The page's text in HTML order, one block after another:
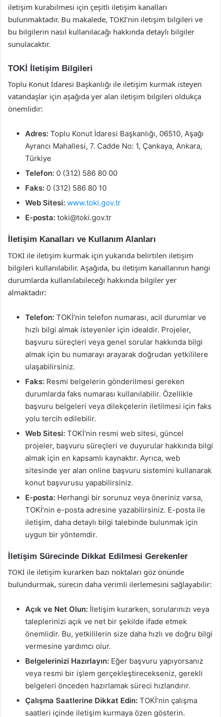
iletişim kurabilmesi için çeşitli iletişim kanalları
bulunmaktadır. Bu makalede, TOKİ’nin iletişim bilgileri ve
bu bilgilerin nasıl kullanılacağı hakkında detaylı bilgiler
sunulacaktır.
TOKİ İletişim Bilgileri
Toplu Konut İdaresi Başkanlığı ile iletişim kurmak isteyen
vatandaşlar için aşağıda yer alan iletişim bilgileri oldukça
önemlidir:
Adres: Toplu Konut İdaresi Başkanlığı, 06510, Aşağı
Ayrancı Mahallesi, 7. Cadde No: 1, Çankaya, Ankara,
Türkiye
Telefon: 0 (312) 586 80 00
Faks: 0 (312) 586 80 10
Web Sitesi: www.toki.gov.tr
E-posta: toki@toki.gov.tr
İletişim Kanalları ve Kullanım Alanları
TOKİ ile iletişim kurmak için yukarıda belirtilen iletişim
bilgileri kullanılabilir. Aşağıda, bu iletişim kanallarının hangi
durumlarda kullanılabileceği hakkında bilgiler yer
almaktadır:
Telefon: TOKİ’nin telefon numarası, acil durumlar ve
hızlı bilgi almak isteyenler için idealdir. Projeler,
başvuru süreçleri veya genel sorular hakkında bilgi
almak için bu numarayı arayarak doğrudan yetkililere
ulaşabilirsiniz.
Faks: Resmi belgelerin gönderilmesi gereken
durumlarda faks numarası kullanılabilir. Özellikle
başvuru belgeleri veya dilekçelerin iletilmesi için faks
yolu tercih edilebilir.
Web Sitesi: TOKİ’nin resmi web sitesi, güncel
projeler, başvuru süreçleri ve duyurular hakkında bilgi
almak için en kapsamlı kaynaktır. Ayrıca, web
sitesinde yer alan online başvuru sistemini kullanarak
konut başvurusu yapabilirsiniz.
E-posta: Herhangi bir sorunuz veya öneriniz varsa,
TOKİ’nin e-posta adresine yazabilirsiniz. E-posta ile
iletişim, daha detaylı bilgi talebinde bulunmak için
uygun bir yöntemdir.
İletişim Sürecinde Dikkat Edilmesi Gerekenler
TOKİ ile iletişim kurarken bazı noktaları göz önünde
bulundurmak, sürecin daha verimli ilerlemesini sağlayabilir:
Açık ve Net Olun: İletişim kurarken, sorularınızı veya
taleplerinizi açık ve net bir şekilde ifade etmek
önemlidir. Bu, yetkililerin size daha hızlı ve doğru bilgi
vermesine yardımcı olur.
Belgelerinizi Hazırlayın: Eğer başvuru yapıyorsanız
veya resmi bir işlem gerçekleştirecekseniz, gerekli
belgeleri önceden hazırlamak süreci hızlandırır.
Çalışma Saatlerine Dikkat Edin: TOKİ’nin çalışma
saatleri içinde iletişim kurmaya özen gösterin.